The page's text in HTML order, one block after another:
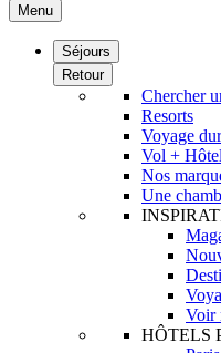
Menu
Séjours
Retour
Chercher
Resorts
Voyage
Vol + Hôtel
Nos
Une
Voir
HÔTELS